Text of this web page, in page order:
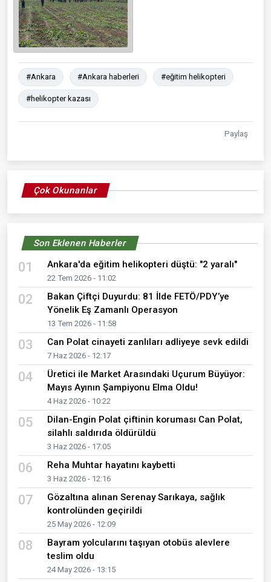
#Ankara #Ankara haberleri
#helikopter kazası
Çok Okunanlar